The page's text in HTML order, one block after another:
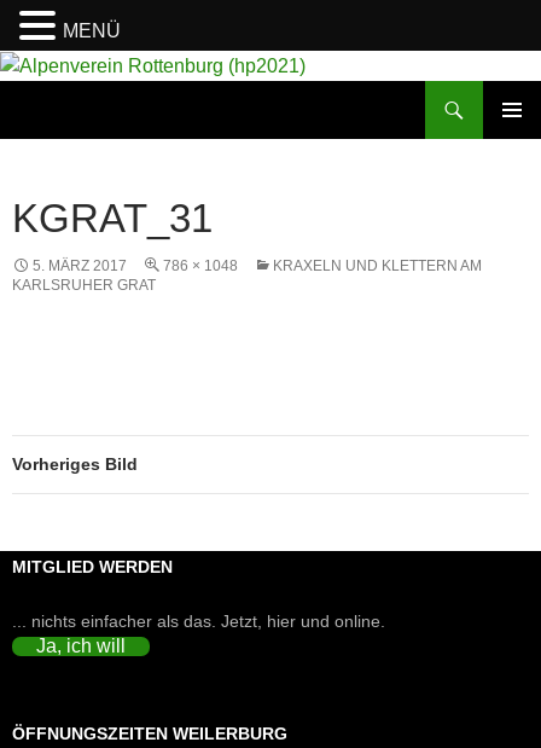
KGRAT_31
5. MÄRZ 2017 786 × 1048
KRAXELN UND KLETTERN AM
KARLSRUHER GRAT
Vorheriges Bild
MITGLIED WERDEN
... nichts einfacher als das. Jetzt, hier und online.
Ja, ich will
ÖFFNUNGSZEITEN WEILERBURG
MENÜ